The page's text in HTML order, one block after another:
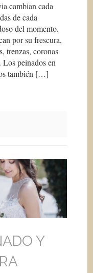
cambian cada
de cada
del momento.
por su frescura,
trenzas, coronas
peinados en
también […]
Y